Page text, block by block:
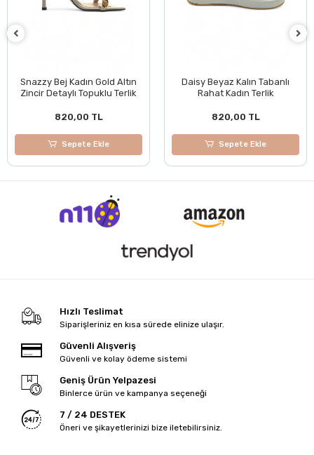
Daisy Beyaz Kalın Tabanlı
Rahat Kadın Terlik
820,00 TL
Sepete Ekle
820,00 TL
Hızlı Teslimat
Siparişleriniz en kısa sürede elinize ulaşır.
Güvenli Alışveriş
Güvenli ve kolay ödeme sistemi
Geniş Ürün Yelpazesi
Binlerce ürün ve kampanya seçeneği
7 / 24 DESTEK
Öneri ve şikayetlerinizi bize iletebilirsiniz.